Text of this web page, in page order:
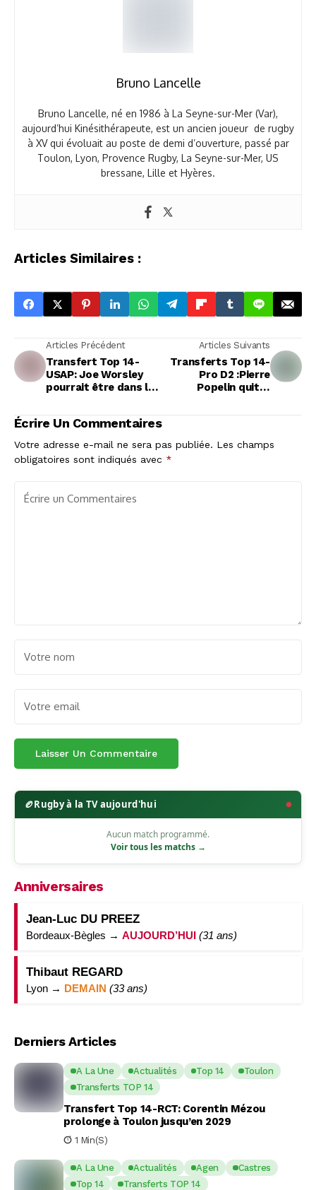
Bruno Lancelle
Bruno Lancelle, né en 1986 à La Seyne-sur-Mer (Var),
aujourd’hui Kinésithérapeute, est un ancien joueur de rugby
à XV qui évoluait au poste de demi d’ouverture, passé par
Toulon, Lyon, Provence Rugby, La Seyne-sur-Mer, US
bressane, Lille et Hyères.
Articles Similaires :
Articles Précédent
Transfert Top 14-
USAP: Joe Worsley
pourrait être dans le
Articles Suivants
Transferts Top 14-
Pro D2 :Pierre
Popelin quitte
Écrire Un Commentaires
Votre adresse e-mail ne sera pas publiée. Les champs
obligatoires sont indiqués avec *
🏉Rugby à la TV aujourd'hui
Aucun match programmé.
Voir tous les matchs →
Anniversaires
Jean-Luc DU PREEZ
Bordeaux-Bègles → AUJOURD’HUI (31 ans)
Thibaut REGARD
Lyon → DEMAIN (33 ans)
Derniers Articles
A La Une Actualités Top 14
Toulon
Transferts TOP 14
Transfert Top 14-RCT: Corentin Mézou
prolonge à Toulon jusqu’en 2029
1 Min(s)
A La Une Actualités Agen
Castres
Top 14
Transferts TOP 14